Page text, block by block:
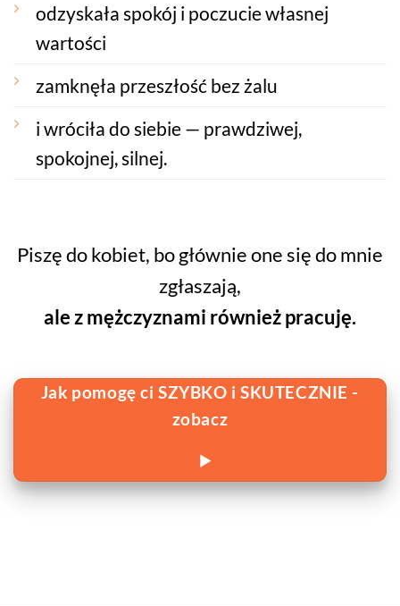
odzyskała spokój i poczucie własnej
wartości
zamknęła przeszłość bez żalu
i wróciła do siebie — prawdziwej,
spokojnej, silnej.
Piszę do kobiet, bo głównie one się do mnie
zgłaszają,
ale z mężczyznami również pracuję.
Jak pomogę ci SZYBKO i SKUTECZNIE -
zobacz